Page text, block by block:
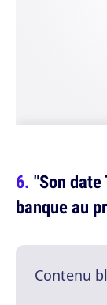
"Son date
banque au
Contenu